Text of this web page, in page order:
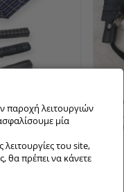
για τιμή ]
576-
παροχή λειτουργιών
μία
του site,
θα πρέπει να κάνετε